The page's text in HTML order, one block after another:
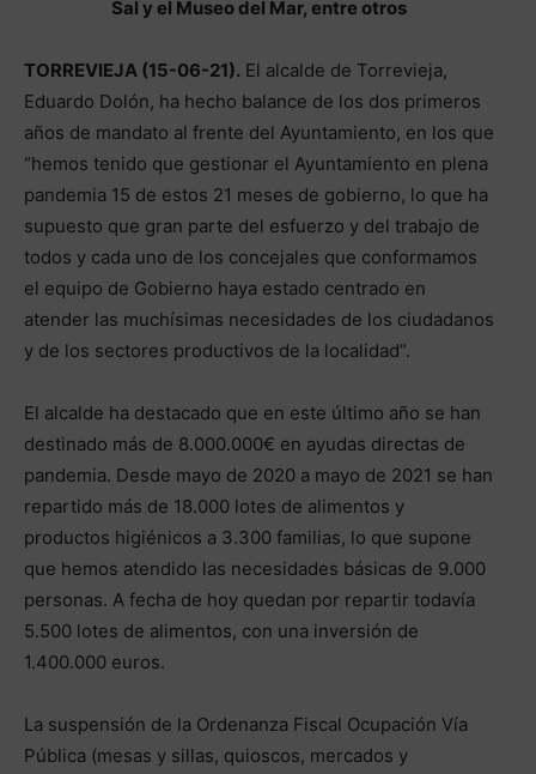
Sal y el Museo del Mar, entre otros
TORREVIEJA (15-06-21). El alcalde de Torrevieja,
Eduardo Dolón, ha hecho balance de los dos primeros
años de mandato al frente del Ayuntamiento, en los que
“hemos tenido que gestionar el Ayuntamiento en plena
pandemia 15 de estos 21 meses de gobierno, lo que ha
supuesto que gran parte del esfuerzo y del trabajo de
todos y cada uno de los concejales que conformamos
el equipo de Gobierno haya estado centrado en
atender las muchísimas necesidades de los ciudadanos
y de los sectores productivos de la localidad”.
El alcalde ha destacado que en este último año se han
destinado más de 8.000.000€ en ayudas directas de
pandemia. Desde mayo de 2020 a mayo de 2021 se han
repartido más de 18.000 lotes de alimentos y
productos higiénicos a 3.300 familias, lo que supone
que hemos atendido las necesidades básicas de 9.000
personas. A fecha de hoy quedan por repartir todavía
5.500 lotes de alimentos, con una inversión de
1.400.000 euros.
La suspensión de la Ordenanza Fiscal Ocupación Vía
Pública (mesas y sillas, quioscos, mercados y